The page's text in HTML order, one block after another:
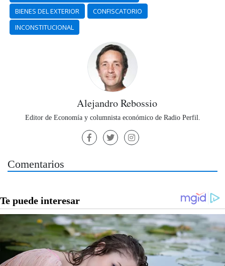
BIENES DEL EXTERIOR
CONFISCATORIO
INCONSTITUCIONAL
Alejandro Rebossio
Editor de Economía y columnista económico de Radio Perfil.
Comentarios